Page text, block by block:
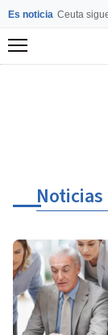
Es noticia Ceuta
Menú